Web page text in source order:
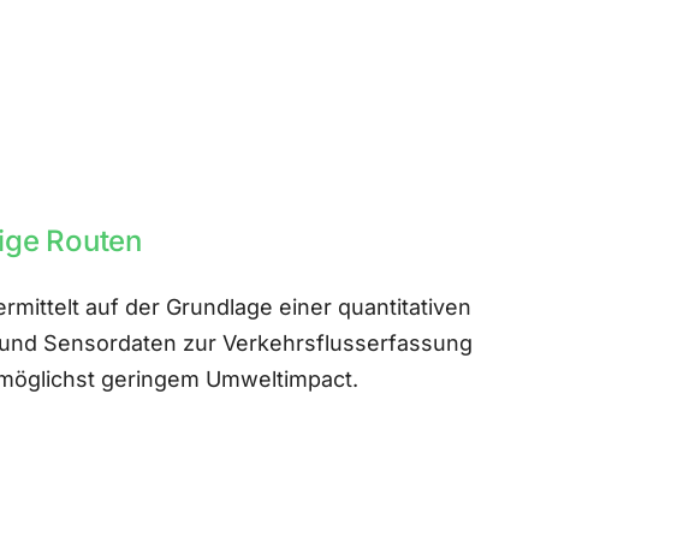
Routen
auf der Grundlage einer quantitativen
Sensordaten zur Verkehrsflusserfassung
geringem Umweltimpact.